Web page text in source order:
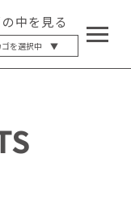
中を見る
ゴを選択中 ▼
最大12%OFF